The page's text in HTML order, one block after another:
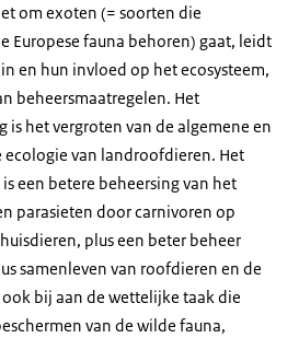
om exoten (= soorten die
Europese fauna behoren) gaat, leidt
en hun invloed op het ecosysteem,
beheersmaatregelen. Het
het vergroten van de algemene en
ecologie van landroofdieren. Het
een betere beheersing van het
parasieten door carnivoren op
plus een beter beheer
samenleven van roofdieren en de
bij aan de wettelijke taak die
van de wilde fauna,